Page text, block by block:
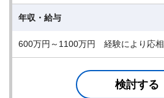
年収・給与
600万円～1100万円 経験により応
検討する